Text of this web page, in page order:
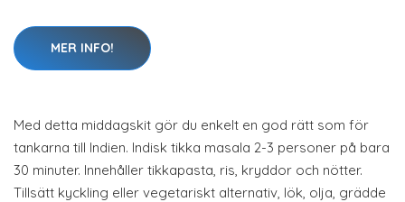
MER INFO!
Med detta middagskit gör du enkelt en god rätt som för
tankarna till Indien. Indisk tikka masala 2-3 personer på bara
30 minuter. Innehåller tikkapasta, ris, kryddor och nötter.
Tillsätt kyckling eller vegetariskt alternativ, lök, olja, grädde